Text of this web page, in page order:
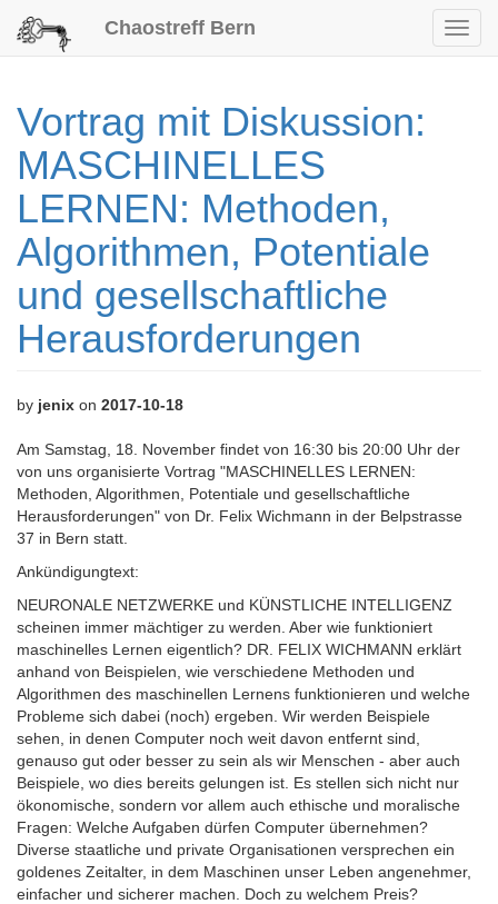
Chaostreff Bern
Vortrag mit Diskussion:
MASCHINELLES
LERNEN: Methoden,
Algorithmen, Potentiale
und gesellschaftliche
Herausforderungen
by jenix on 2017-10-18
Am Samstag, 18. November findet von 16:30 bis 20:00 Uhr der
von uns organisierte Vortrag "MASCHINELLES LERNEN:
Methoden, Algorithmen, Potentiale und gesellschaftliche
Herausforderungen" von Dr. Felix Wichmann in der Belpstrasse
37 in Bern statt.
Ankündigungtext:
NEURONALE NETZWERKE und KÜNSTLICHE INTELLIGENZ
scheinen immer mächtiger zu werden. Aber wie funktioniert
maschinelles Lernen eigentlich? DR. FELIX WICHMANN erklärt
anhand von Beispielen, wie verschiedene Methoden und
Algorithmen des maschinellen Lernens funktionieren und welche
Probleme sich dabei (noch) ergeben. Wir werden Beispiele
sehen, in denen Computer noch weit davon entfernt sind,
genauso gut oder besser zu sein als wir Menschen - aber auch
Beispiele, wo dies bereits gelungen ist. Es stellen sich nicht nur
ökonomische, sondern vor allem auch ethische und moralische
Fragen: Welche Aufgaben dürfen Computer übernehmen?
Diverse staatliche und private Organisationen versprechen ein
goldenes Zeitalter, in dem Maschinen unser Leben angenehmer,
einfacher und sicherer machen. Doch zu welchem Preis?